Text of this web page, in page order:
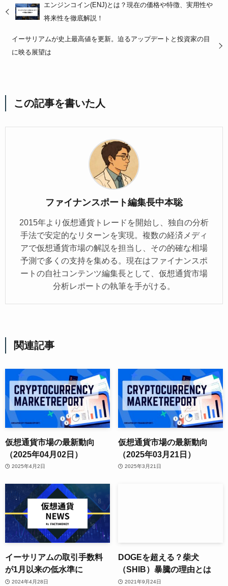
エンジンコイン(ENJ)とは？現在の価格や特徴、実用性や
将来性を徹底解説！
イーサリアムが史上最高値を更新。迫るアップデートと投資家の目
に映る展望は
この記事を書いた人
ファイナンスポート編集長中本聡
2015年より仮想通貨トレードを開始し、独自の分析
手法で安定的なリターンを実現。複数の経済メディ
アで仮想通貨市場の解説を担当し、その的確な相場
予測で多くの支持を集める。現在はファイナンスポ
ートの自社コンテンツ編集長として、仮想通貨市場
分析レポートの執筆を手がける。
関連記事
仮想通貨市場の最新動向
（2025年04月02日）
2025年4月2日
仮想通貨市場の最新動向
（2025年03月21日）
2025年3月21日
イーサリアムの取引手数料
が1月以来の低水準に
2024年4月28日
DOGEを超える？柴犬
（SHIB）暴騰の理由とは
2021年9月24日